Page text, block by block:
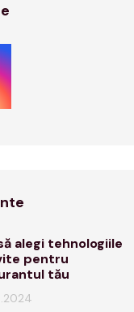
alegi tehnologiile
pentru
tău